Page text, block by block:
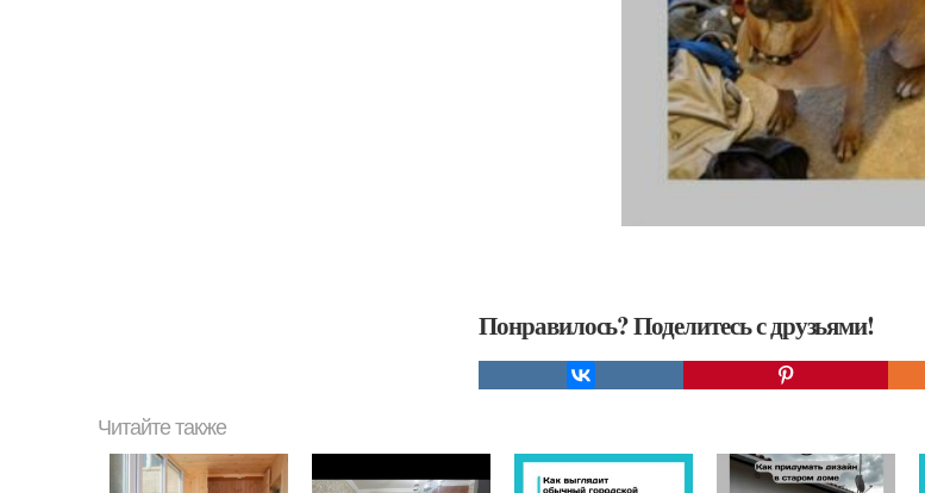
Понравилось? Поделитесь с друзьями!
Читайте также